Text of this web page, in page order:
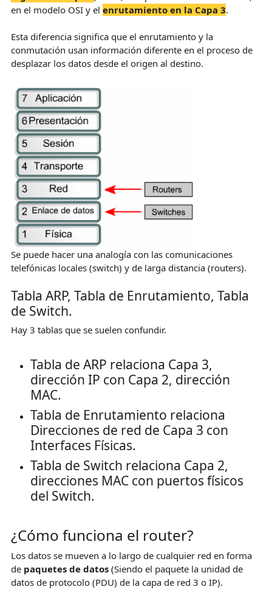
en el modelo OSI y el enrutamiento en la Capa 3.
Esta diferencia significa que el enrutamiento y la
conmutación usan información diferente en el proceso de
desplazar los datos desde el origen al destino.
Se puede hacer una analogía con las comunicaciones
telefónicas locales (switch) y de larga distancia (routers).
Tabla ARP, Tabla de Enrutamiento, Tabla
de Switch.
Hay 3 tablas que se suelen confundir.
Tabla de ARP relaciona Capa 3,
dirección IP con Capa 2, dirección
MAC.
Tabla de Enrutamiento relaciona
Direcciones de red de Capa 3 con
Interfaces Físicas.
Tabla de Switch relaciona Capa 2,
direcciones MAC con puertos físicos
del Switch.
¿Cómo funciona el router?
Los datos se mueven a lo largo de cualquier red en forma
de paquetes de datos (Siendo el paquete la unidad de
datos de protocolo (PDU) de la capa de red 3 o IP).